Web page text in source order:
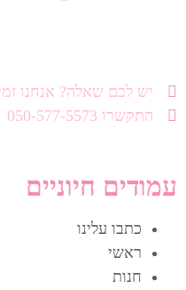
יש לכם שאלה? אנחנו
התקשרו 050-577-5573
עמודים חיוניים
כתבו עלינו
ראשי
חנות